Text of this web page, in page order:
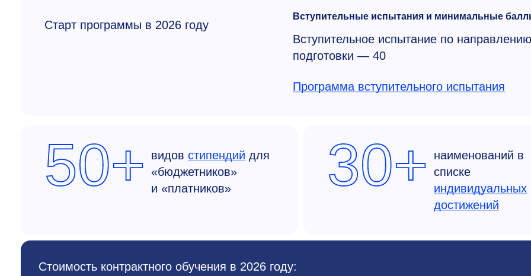
Старт программы в 2026 году
Вступительные испытания и минимальные
Вступительное испытание по направлению
подготовки — 40
Программа вступительного испытания
50+ видов стипендий для
«бюджетников»
и «платников»
30+
наименований в
списке
индивидуальных
достижений
Стоимость контрактного обучения в 2026 году: